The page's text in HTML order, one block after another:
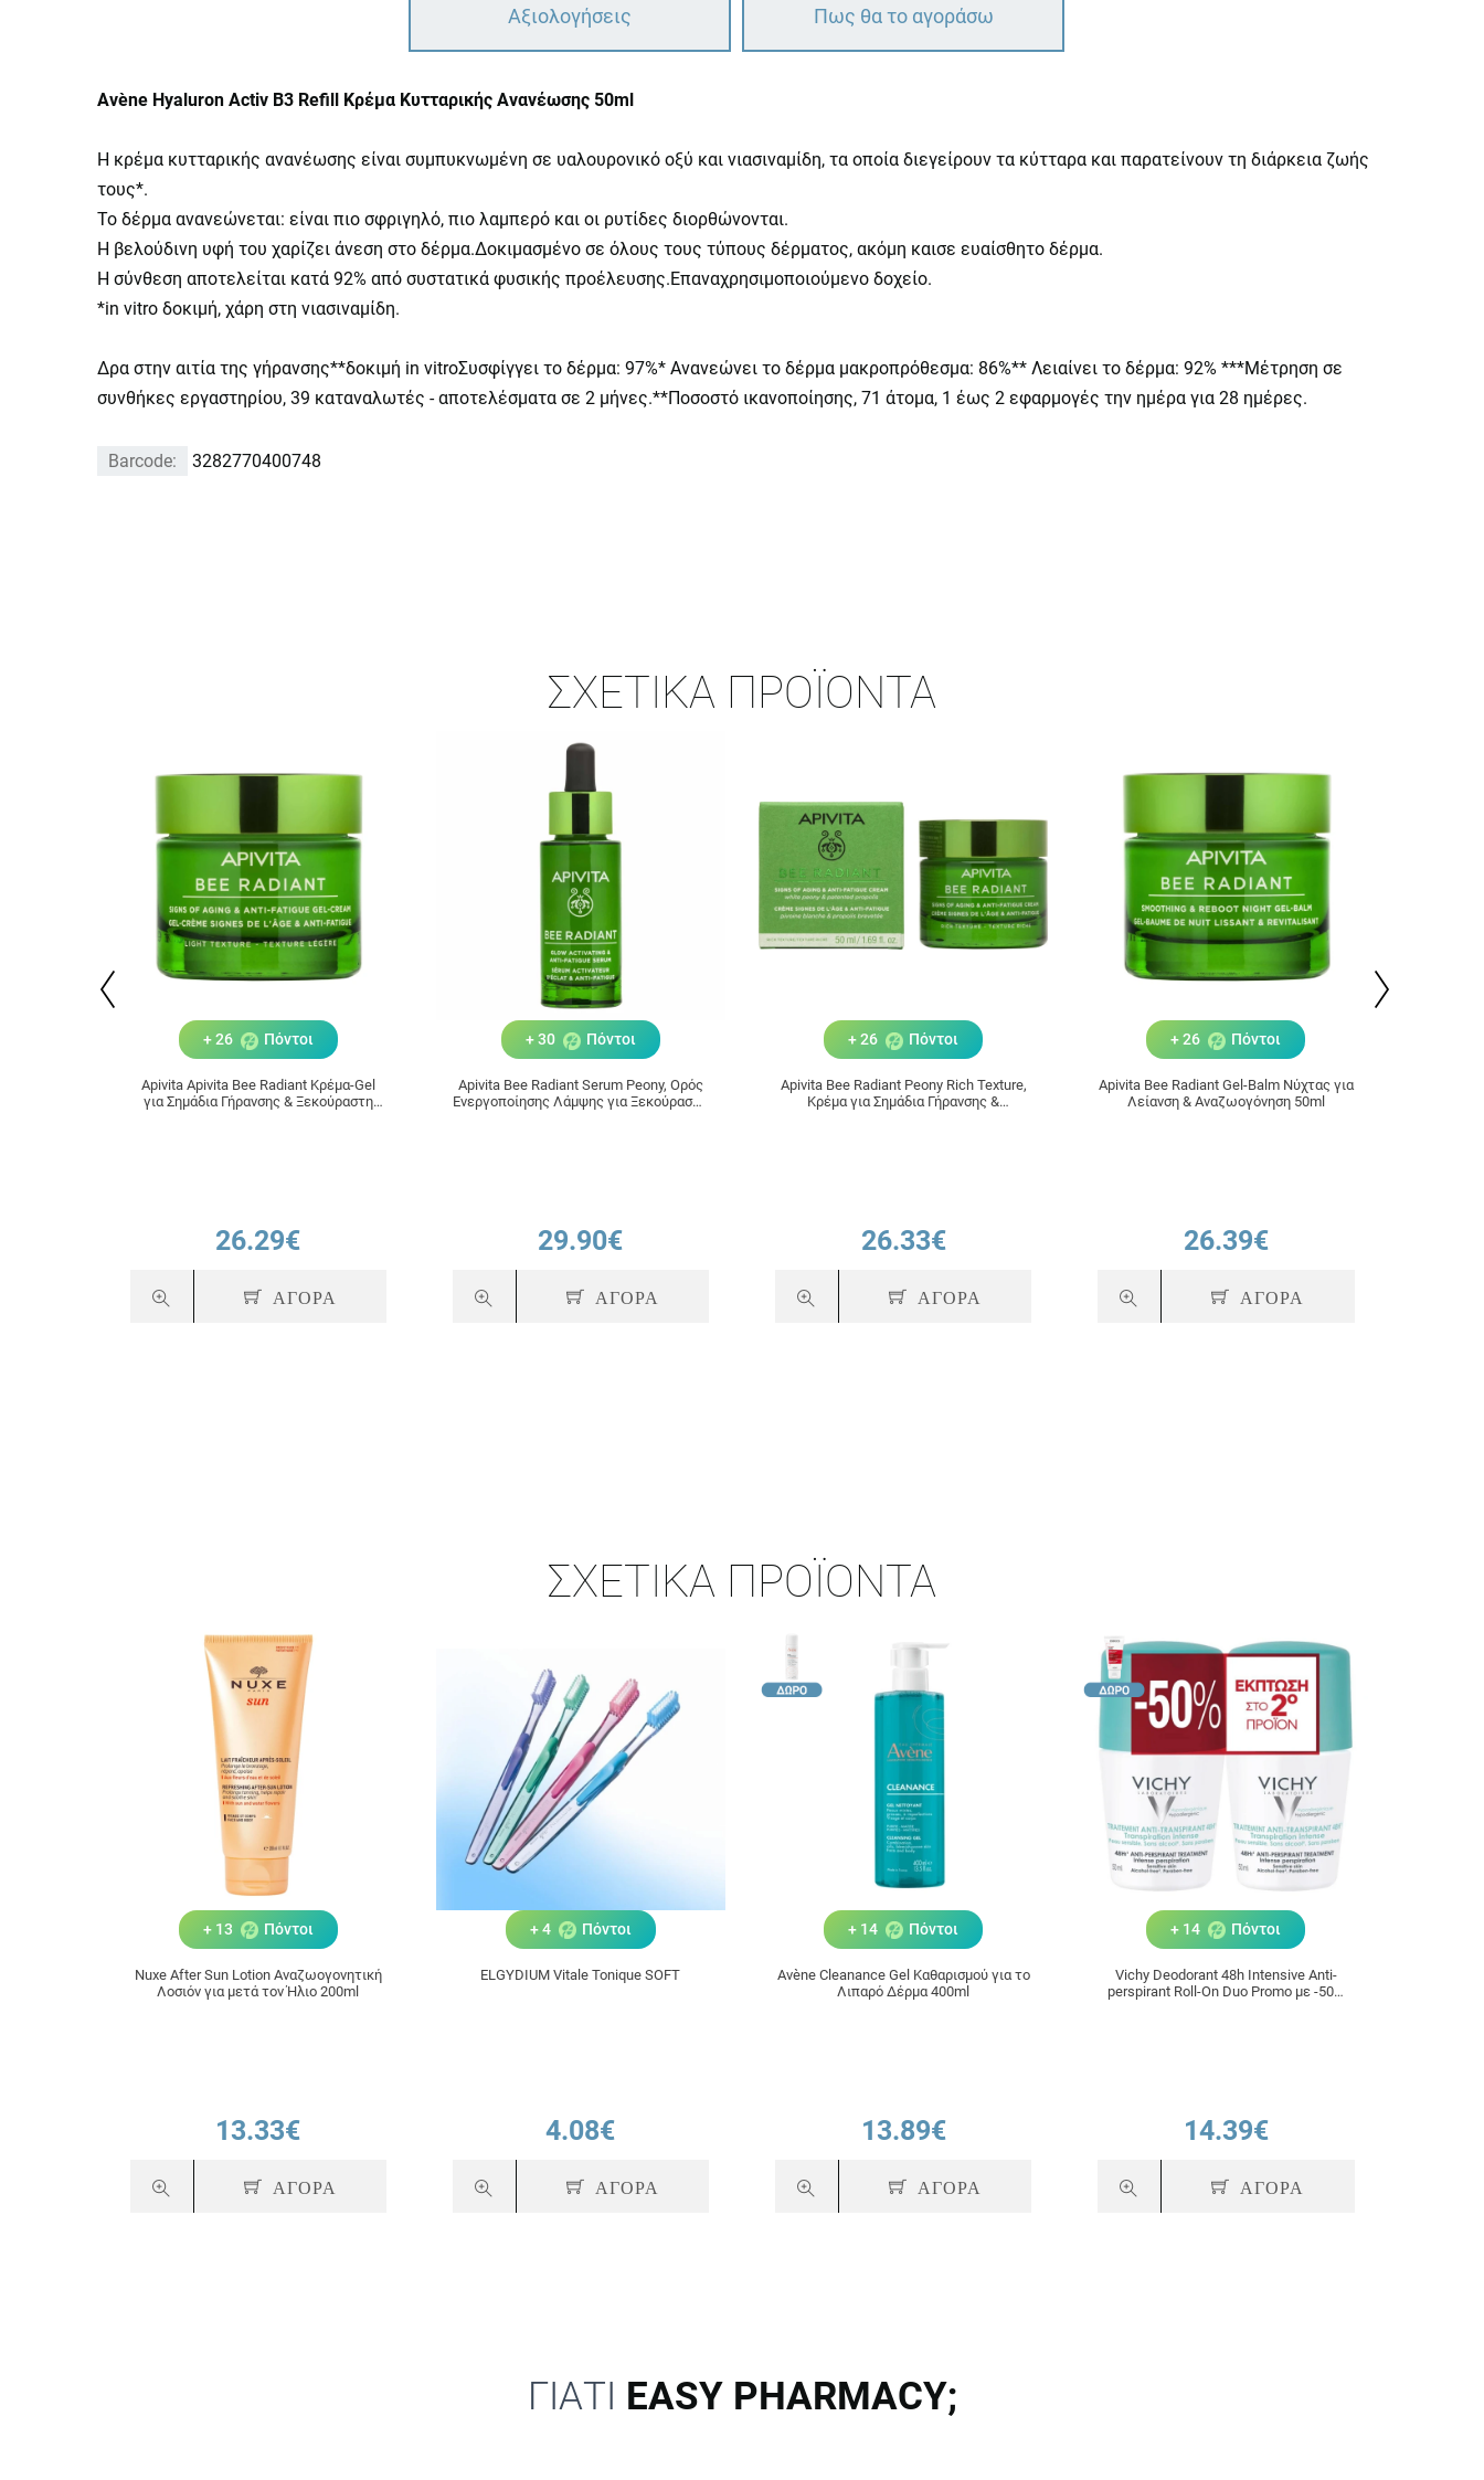
Αξιολογήσεις Πως θα το αγοράσω
Avène Hyaluron Activ B3 Refill Κρέμα Κυτταρικής Ανανέωσης 50ml
Η κρέμα κυτταρικής ανανέωσης είναι συμπυκνωμένη σε υαλουρονικό οξύ και νιασιναμίδη, τα οποία διεγείρουν τα κύτταρα και παρατείνουν τη διάρκεια ζωής
τους*.
Το δέρμα ανανεώνεται: είναι πιο σφριγηλό, πιο λαμπερό και οι ρυτίδες διορθώνονται.
Η βελούδινη υφή του χαρίζει άνεση στο δέρμα.Δοκιμασμένο σε όλους τους τύπους δέρματος, ακόμη καισε ευαίσθητο δέρμα.
Η σύνθεση αποτελείται κατά 92% από συστατικά φυσικής προέλευσης.Επαναχρησιμοποιούμενο δοχείο.
*in vitro δοκιμή, χάρη στη νιασιναμίδη.
Δρα στην αιτία της γήρανσης**δοκιμή in vitroΣυσφίγγει το δέρμα: 97%* Ανανεώνει το δέρμα μακροπρόθεσμα: 86%** Λειαίνει το δέρμα: 92% ***Μέτρηση σε
συνθήκες εργαστηρίου, 39 καταναλωτές - αποτελέσματα σε 2 μήνες.**Ποσοστό ικανοποίησης, 71 άτομα, 1 έως 2 εφαρμογές την ημέρα για 28 ημέρες.
Barcode: 3282770400748
ΣΧΕΤΙΚΆ ΠΡΟΪΌΝΤΑ
+ 26 Πόντοι
Apivita Apivita Bee Radiant Κρέμα-Gel
για Σημάδια Γήρανσης & Ξεκούραστη
26.29€
ΑΓΟΡΑ
+ 30 Πόντοι
Apivita Bee Radiant Serum Peony, Ορός
Ενεργοποίησης Λάμψης για Ξεκούραστη
29.90€
ΑΓΟΡΑ
+ 26 Πόντοι
Apivita Bee Radiant Peony Rich Texture,
Κρέμα για Σημάδια Γήρανσης &
26.33€
ΑΓΟΡΑ
+ 26 Πόντοι
Apivita Bee Radiant Gel-Balm Νύχτας για
Λείανση & Αναζωογόνηση 50ml
26.39€
ΑΓΟΡΑ
ΣΧΕΤΙΚΆ ΠΡΟΪΌΝΤΑ
+ 13 Πόντοι
Nuxe After Sun Lotion Αναζωογονητική
Λοσιόν για μετά τον Ήλιο 200ml
13.33€
ΑΓΟΡΑ
+ 4 Πόντοι
ELGYDIUM Vitale Tonique SOFT
4.08€
ΑΓΟΡΑ
+ 14 Πόντοι
Avène Cleanance Gel Καθαρισμού για το
Λιπαρό Δέρμα 400ml
13.89€
ΑΓΟΡΑ
+ 14 Πόντοι
Vichy Deodorant 48h Intensive Anti-
perspirant Roll-On Duo Promo με -50%
14.39€
ΑΓΟΡΑ
ΓΙΑΤΙ EASY PHARMACY;